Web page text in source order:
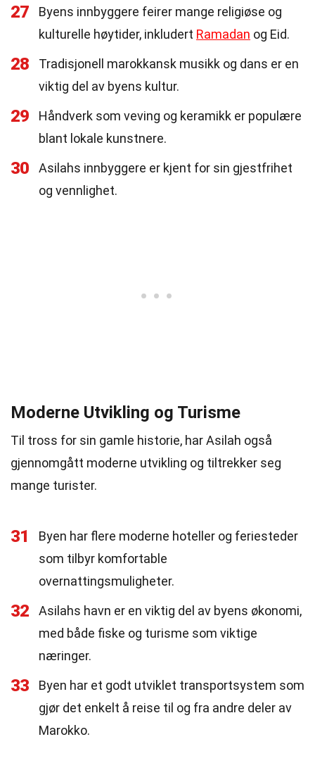
27
Byens innbyggere feirer mange religiøse og
kulturelle høytider, inkludert Ramadan og Eid.
28
Tradisjonell marokkansk musikk og dans er en
viktig del av byens kultur.
29
Håndverk som veving og keramikk er populære
blant lokale kunstnere.
30
Asilahs innbyggere er kjent for sin gjestfrihet
og vennlighet.
Moderne Utvikling og Turisme
Til tross for sin gamle historie, har Asilah også
gjennomgått moderne utvikling og tiltrekker seg
mange turister.
31
Byen har flere moderne hoteller og feriesteder
som tilbyr komfortable
overnattingsmuligheter.
32
Asilahs havn er en viktig del av byens økonomi,
med både fiske og turisme som viktige
næringer.
33
Byen har et godt utviklet transportsystem som
gjør det enkelt å reise til og fra andre deler av
Marokko.